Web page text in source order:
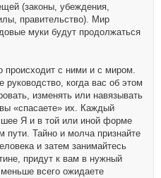
(законы, убеждения,
правительство). Мир
муки будут продолжаться
происходит с ними и с миром.
руководство, когда вас об этом
изменять или навязывать
«спасаете» их. Каждый
Я и в той или иной форме
пути. Тайно и молча признайте
и затем занимайтесь
придут к вам в нужный
всего ожидаете